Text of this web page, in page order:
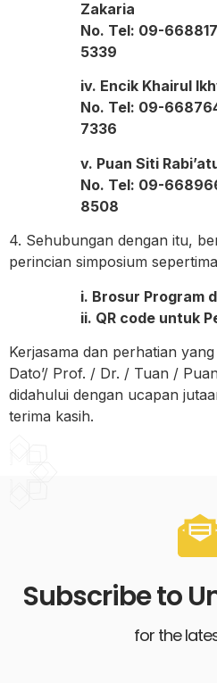
Zakaria
No. Tel: 09-
5339
iv. Encik Khairul
No. Tel: 09-
7336
v. Puan Siti
No. Tel: 09-
8508
4. Sehubungan dengan itu,
perincian simposium
i. Brosur Program
ii. QR code untuk
Kerjasama dan perhatian
Dato’/ Prof. / Dr. / Tuan /
didahului dengan ucapan
terima kasih.
Subscribe to
for the